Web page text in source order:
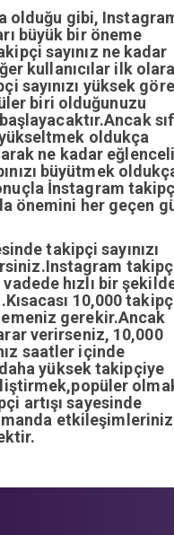
olduğu gibi,
büyük bir öneme
sayınız ne kadar
kullanıcılar ilk
sayınızı yüksek
biri olduğunuzu
yükseltmek oldukça
ne kadar
büyütmek
İnstagram
önemini her geçen
takipçi sayınızı
hızlı bir
10,000
gerekir.Ancak
verirseniz, 10,000
saatler içinde
yüksek takipçiye
artışı sayesinde